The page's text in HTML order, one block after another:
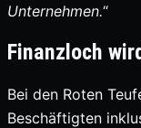
Unternehmen.“
Finanzloch
Bei den Roten
Beschäftigten